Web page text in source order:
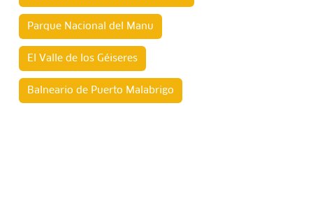
Parque Nacional del Manu
El Valle de los Géiseres
Balneario de Puerto Malabrigo